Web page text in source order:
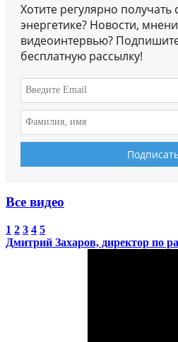
Хотите регулярно
энергетике? Новости,
видеоинтервью?
бесплатную рассылку!
Все видео
1 2 3 4 5
Дмитрий Захаров, директор по